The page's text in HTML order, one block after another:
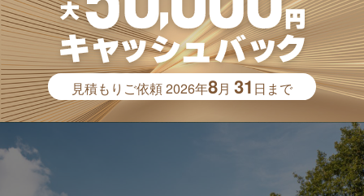
見積もりご依頼2026年8月31 日まで